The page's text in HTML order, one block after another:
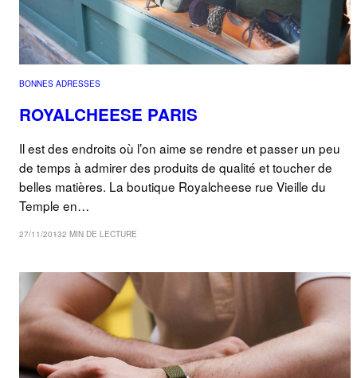
BONNES ADRESSES
ROYALCHEESE PARIS
Il est des endroits où l’on aime se rendre et passer un peu
de temps à admirer des produits de qualité et toucher de
belles matières. La boutique Royalcheese rue Vieille du
Temple en…
27/11/20132 MIN DE LECTURE